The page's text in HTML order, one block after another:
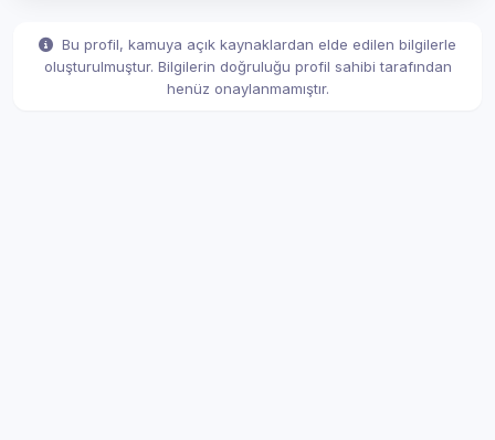
Bu profil, kamuya açık kaynaklardan elde edilen bilgilerle
oluşturulmuştur. Bilgilerin doğruluğu profil sahibi tarafından
henüz onaylanmamıştır.